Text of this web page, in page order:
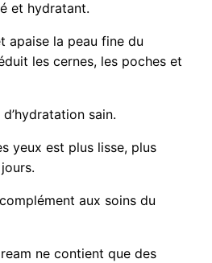
et hydratant.
apaise la peau fine du
les cernes, les poches et
sain.
yeux est plus lisse, plus
aux soins du
ne contient que des